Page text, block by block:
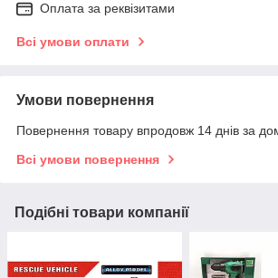
Оплата за реквізитами
Всі умови оплати
Умови повернення
Повернення товару впродовж 14 днів за
Всі умови повернення
Подібні товари компанії